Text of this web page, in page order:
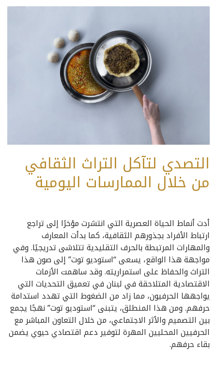
التصدي لتآكل التراث الثقافي
من خلال الممارسات اليومية
أدت أنماط الحياة العصرية التي انتشرت مؤخرًا إلى تراجع
ارتباط الأفراد بجذورهم الثقافية، كما بدأت المعارف
والمهارات المرتبطة بالحرف التقليدية تتلاشى تدريجيًا. وفي
مواجهة هذا الواقع، يسعى “استوديو توت” إلى صون هذا
التراث والحفاظ على استمراريته. وقد ساهمت الأزمات
الاقتصادية المتلاحقة في لبنان في تعميق التحديات التي
يواجهها الحرفيون، مما زاد من الضغوط التي تهدد استدامة
حرفهم. ومن هذا المنطلق، يتبنى “استوديو توت” نهجًا يجمع
بين التصميم والأثر الاجتماعي، من خلال التعاون المباشر مع
الحرفيين المحليين المهرة لتوفير دعم اقتصادي حيوي يضمن
بقاء حرفهم.